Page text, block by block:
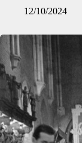
12/10/2024